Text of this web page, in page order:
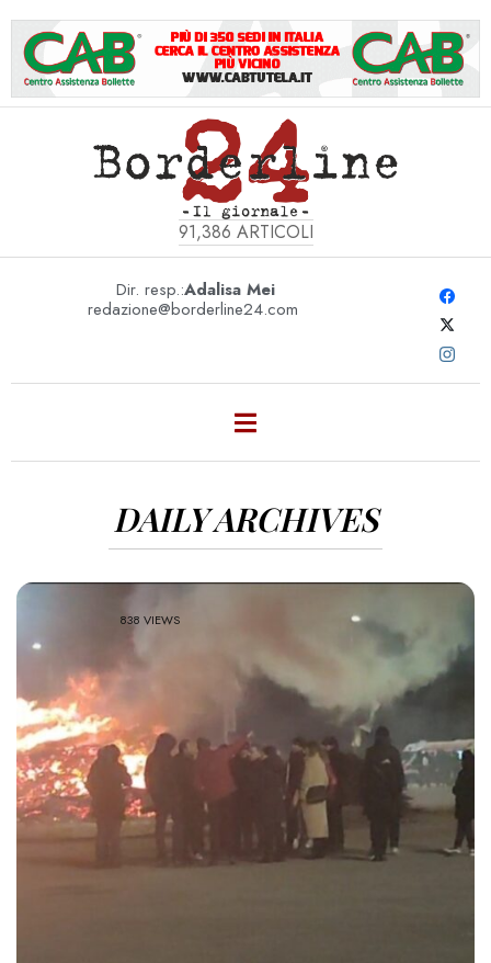
91,386 ARTICOLI
Dir. resp.:Adalisa Mei
redazione@borderline24.com
DAILY ARCHIVES
838 VIEWS